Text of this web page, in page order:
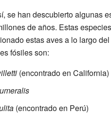
se han descubierto algunas
de años. Estas
estas aves a lo largo
fósiles son:
(encontrado en California)
(encontrado en Perú)